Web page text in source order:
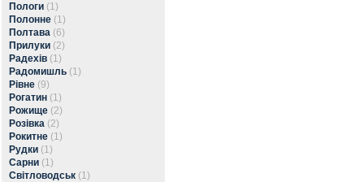
Пологи (1)
Полонне (1)
Полтава (6)
Прилуки (2)
Радехів (1)
Радомишль (1)
Рівне (9)
Рогатин (1)
Рожище (2)
Розівка (2)
Рокитне (1)
Рудки (1)
Сарни (1)
Світловодськ (1)